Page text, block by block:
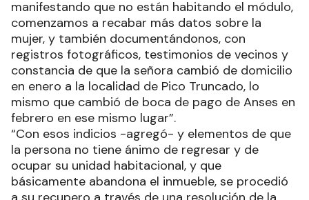
manifestando que no están habitando el módulo,
comenzamos a recabar más datos sobre la
mujer, y también documentándonos, con
registros fotográficos, testimonios de vecinos y
constancia de que la señora cambió de domicilio
en enero a la localidad de Pico Truncado, lo
mismo que cambió de boca de pago de Anses en
febrero en ese mismo lugar”.
“Con esos indicios -agregó- y elementos de que
la persona no tiene ánimo de regresar y de
ocupar su unidad habitacional, y que
básicamente abandona el inmueble, se procedió